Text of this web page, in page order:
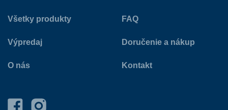
Všetky produkty
Výpredaj
O nás
FAQ
Doručenie a nákup
Kontakt